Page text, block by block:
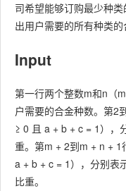
司希望能够订购最少种
出用户需要的所有种类的
Input
第一行两个整数m和n（
户需要的合金种数。第2
≥ 0 且 a + b + c = 1），
重。第m + 2到m + n +
a + b + c = 1），分别表
比重。